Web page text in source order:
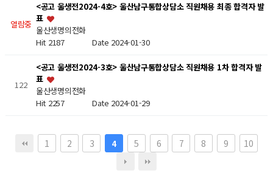
열람중
<공고 울생전2024-4호> 울산남구통합상담소 직원채용 최종 합격자 발
표
울산생명의전화
Hit 2187 Date 2024-01-30
122
<공고 울생전2024-3호> 울산남구통합상담소 직원채용 1차 합격자 발
표
울산생명의전화
Hit 2257 Date 2024-01-29
1 2 3 4 5 6 7 8 9 10